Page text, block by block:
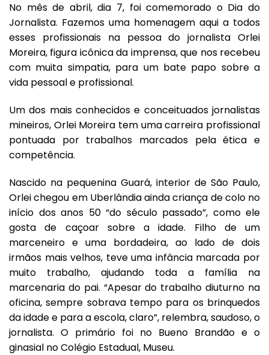
No mês de abril, dia 7, foi comemorado o Dia do
Jornalista. Fazemos uma homenagem aqui a todos
esses profissionais na pessoa do jornalista Orlei
Moreira, figura icônica da imprensa, que nos recebeu
com muita simpatia, para um bate papo sobre a
vida pessoal e profissional.
Um dos mais conhecidos e conceituados jornalistas
mineiros, Orlei Moreira tem uma carreira profissional
pontuada por trabalhos marcados pela ética e
competência.
Nascido na pequenina Guará, interior de São Paulo,
Orlei chegou em Uberlândia ainda criança de colo no
início dos anos 50 “do século passado”, como ele
gosta de caçoar sobre a idade. Filho de um
marceneiro e uma bordadeira, ao lado de dois
irmãos mais velhos, teve uma infância marcada por
muito trabalho, ajudando toda a família na
marcenaria do pai. “Apesar do trabalho diuturno na
oficina, sempre sobrava tempo para os brinquedos
da idade e para a escola, claro”, relembra, saudoso, o
jornalista. O primário foi no Bueno Brandão e o
ginasial no Colégio Estadual, Museu.